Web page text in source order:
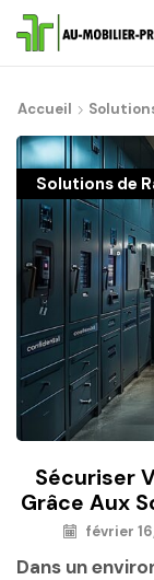
Accueil
Solutions de
Sécuriser
Grâce Aux
février
Dans un
De : Au-Mobilier-
gammes et choisir
de